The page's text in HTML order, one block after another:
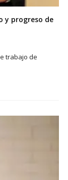
y progreso de
trabajo de